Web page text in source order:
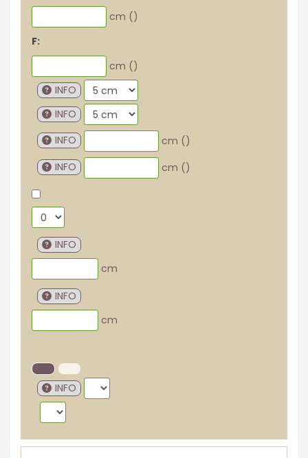
cm ()
F:
cm ()
INFO
INFO
INFO
cm ()
INFO
cm ()
INFO
cm
INFO
cm
INFO